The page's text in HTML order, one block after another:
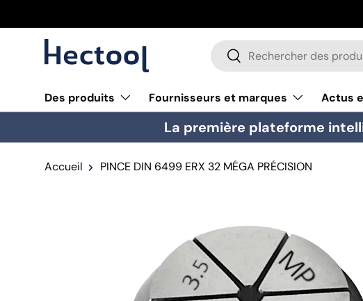
Aller au contenu
Recherche
Rechercher
Des produits Fournisseurs et marques Actus
La première plateforme
Accueil PINCE DIN 6499 ERX 32 MÉGA PRÉCISION